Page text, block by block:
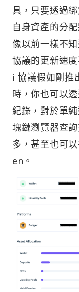
具，只要透過
自身資產的分
像以前一樣不
協議的更新速
i 協議假如剛推
時，你也可以
紀錄，對於單
塊鏈瀏覽器查
多，甚至也可
en。